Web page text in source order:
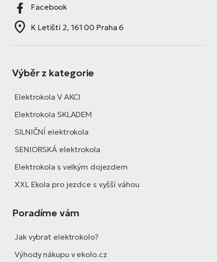
Facebook
K Letišti 2, 161 00 Praha 6
Výběr z kategorie
Elektrokola V AKCI
Elektrokola SKLADEM
SILNIČNÍ elektrokola
SENIORSKÁ elektrokola
Elektrokola s velkým dojezdem
XXL Ekola pro jezdce s vyšší váhou
Poradíme vám
Jak vybrat elektrokolo?
Výhody nákupu v ekolo.cz